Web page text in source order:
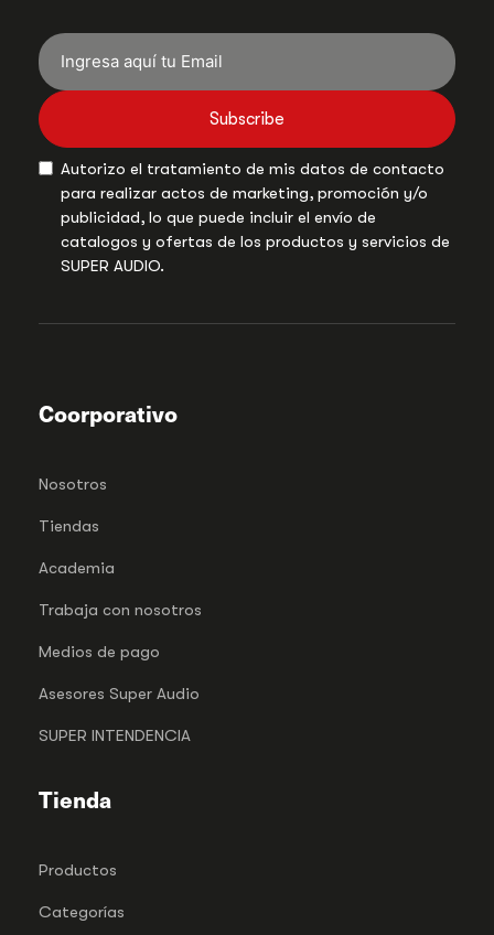
Subscribe
Autorizo el tratamiento de mis datos de contacto
para realizar actos de marketing, promoción y/o
publicidad, lo que puede incluir el envío de
catalogos y ofertas de los productos y servicios de
SUPER AUDIO.
Coorporativo
Nosotros
Tiendas
Academia
Trabaja con nosotros
Medios de pago
Asesores Super Audio
SUPER INTENDENCIA
Tienda
Productos
Categorías